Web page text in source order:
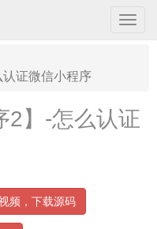
导
航
认证微信小程序
2】-怎么认证
频，下载源码